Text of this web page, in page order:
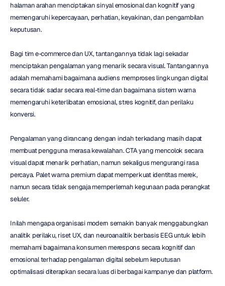
halaman arahan menciptakan sinyal emosional dan kognitif yang
memengaruhi kepercayaan, perhatian, keyakinan, dan pengambilan
keputusan.
Bagi tim e-commerce dan UX, tantangannya tidak lagi sekadar
menciptakan pengalaman yang menarik secara visual. Tantangannya
adalah memahami bagaimana audiens memproses lingkungan digital
secara tidak sadar secara real-time dan bagaimana sistem warna
memengaruhi keterlibatan emosional, stres kognitif, dan perilaku
konversi.
Pengalaman yang dirancang dengan indah terkadang masih dapat
membuat pengguna merasa kewalahan. CTA yang mencolok secara
visual dapat menarik perhatian, namun sekaligus mengurangi rasa
percaya. Palet warna premium dapat memperkuat identitas merek,
namun secara tidak sengaja memperlemah kegunaan pada perangkat
seluler.
Inilah mengapa organisasi modern semakin banyak menggabungkan
analitik perilaku, riset UX, dan neuroanalitik berbasis EEG untuk lebih
memahami bagaimana konsumen merespons secara kognitif dan
emosional terhadap pengalaman digital sebelum keputusan
optimalisasi diterapkan secara luas di berbagai kampanye dan platform.